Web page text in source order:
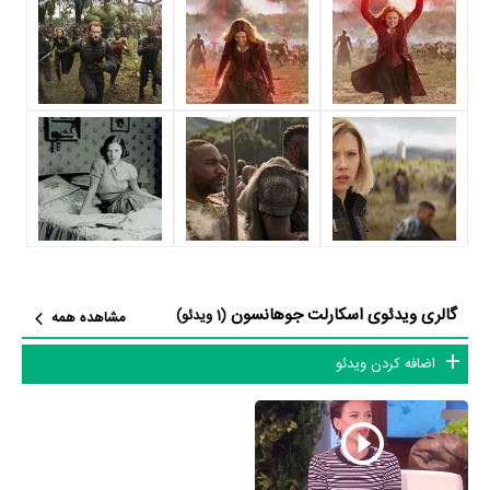
شاید یکی از مهم‌ترین بخش‌های بیوگرافی اسکارلت جوهانسون بازی در
فیلم پرستیژ بوده است. اسکارلت جوهانسون سال 1385 در 22 سالگی در
فیلم پرستیژ نقش مهمی بازی کرده است که توانست با مهارت خود، آن
نقش و همچنین خودش را میان مخاطبان سینما مطرح کند. او در این فیلم
باکریستوفر نولانهمکاری داشته است. اسکارلت جوهانسون توانست با
بازی درفیلم پرستیژتجربه بازیگری موفقی برای خود رقم بزند و همکاری در
کنار بازیگرانی نظیرکریستین بیل،هیو جکمن،مایکل کینوربکا هالبر
اسکارلت جوهانسون علاوه‌بر
فیلم پرستیژ ، سال 1397 در 34 سالگی در
انتقامجویان: جنگ ابدیتنیز بازی کرده است. اسکارلت جوهانسون این‌بار
با آنتونی روسووجو روسو
هنرمندانی چونکارن گیلان،الیزابت اولسن
همکاری داشت.
در این سال‌ها اسکارلت جوهانسون با هنرمندان بسیاری تجربه‌ی کار داشته
گالری ویدئوی اسکارلت جوهانسون(1 ویدئو)
مشاهده همه
اضافه کردن ویدئو